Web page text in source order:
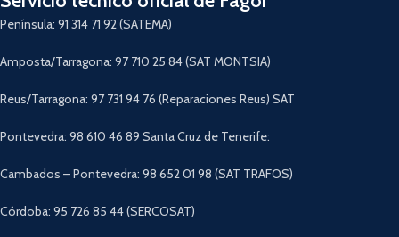
Península: 91 314 71 92 (SATEMA)
Amposta/Tarragona: 97 710 25 84 (SAT MONTSIA)
Reus/Tarragona: 97 731 94 76 (Reparaciones Reus) SAT
Pontevedra: 98 610 46 89 Santa Cruz de Tenerife:
Cambados – Pontevedra: 98 652 01 98 (SAT TRAFOS)
Córdoba: 95 726 85 44 (SERCOSAT)